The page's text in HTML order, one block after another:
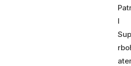
l